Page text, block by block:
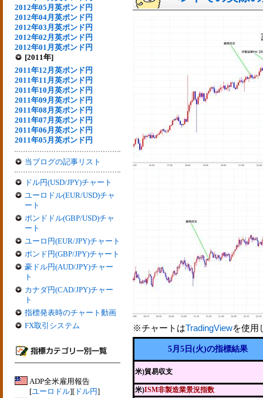
2012年05月英ポンド円
2012年04月英ポンド円
2012年03月英ポンド円
2012年02月英ポンド円
2012年01月英ポンド円
[2011年]
2011年12月英ポンド円
2011年11月英ポンド円
2011年10月英ポンド円
2011年09月英ポンド円
2011年08月英ポンド円
2011年07月英ポンド円
2011年06月英ポンド円
2011年05月英ポンド円
当ブログの記事リスト
ドル円(USD/JPY)チャート
ユーロドル(EUR/USD)チャ
ート
ポンドドル(GBP/USD)チャ
ート
ユーロ円(EUR/JPY)チャート
ポンド円(GBP/JPY)チャート
豪ドル円(AUD/JPY)チャー
ト
カナダ円(CAD/JPY)チャー
ト
指標発表時のチャート動画
FX取引システム
ADP全米雇用報告
[ユーロドル][ ドル円]
※チャートはTradingViewを使用
5月5日(火)の指標結果
米)貿易収支
米)ISM非製造業景況指数